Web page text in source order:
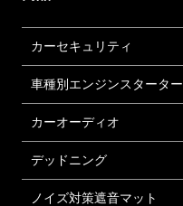
カーセキュリティ
車種別エンジンスターター
カーオーディオ
デッドニング
ノイズ対策遮音マット